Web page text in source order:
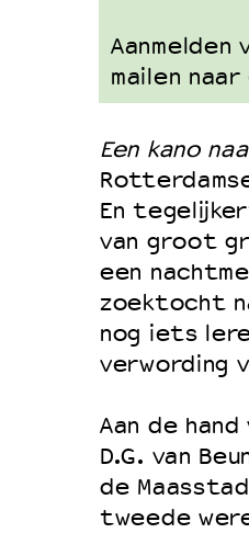
mailen naar
Een kano
En
van groot
een
zoektocht
nog iets
verwording
Aan de
D.G. van
de
tweede